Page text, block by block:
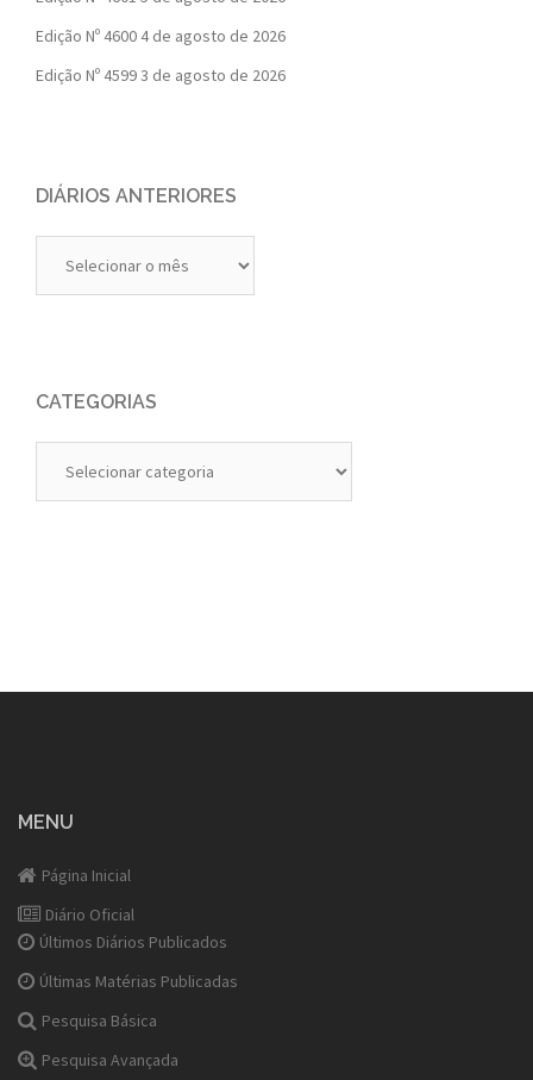
Edição Nº 4600 4 de agosto de 2026
Edição Nº 45993 de agosto de 2026
DIÁRIOS ANTERIORES
Anteriores
CATEGORIAS
MENU
Página Inicial
Diário Oficial
Últimos Diários Publicados
Últimas Matérias Publicadas
Pesquisa Básica
Pesquisa Avançada